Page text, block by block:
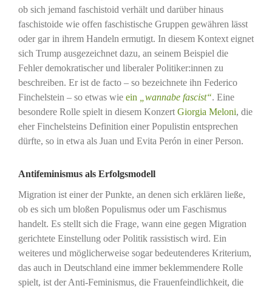
ob sich jemand faschistoid verhält und darüber hinaus
faschistoide wie offen faschistische Gruppen gewähren lässt
oder gar in ihrem Handeln ermutigt. In diesem Kontext eignet
sich Trump ausgezeichnet dazu, an seinem Beispiel die
Fehler demokratischer und liberaler Politiker:innen zu
beschreiben. Er ist de facto – so bezeichnete ihn Federico
Finchelstein – so etwas wie ein „wannabe fascist“. Eine
besondere Rolle spielt in diesem Konzert Giorgia Meloni, die
eher Finchelsteins Definition einer Populistin entsprechen
dürfte, so in etwa als Juan und Evita Perón in einer Person.
Antifeminismus als Erfolgsmodell
Migration ist einer der Punkte, an denen sich erklären ließe,
ob es sich um bloßen Populismus oder um Faschismus
handelt. Es stellt sich die Frage, wann eine gegen Migration
gerichtete Einstellung oder Politik rassistisch wird. Ein
weiteres und möglicherweise sogar bedeutenderes Kriterium,
das auch in Deutschland eine immer beklemmendere Rolle
spielt, ist der Anti-Feminismus, die Frauenfeindlichkeit, die